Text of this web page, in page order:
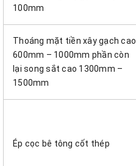
100mm
Thoáng mặt tiền xây gạch cao
600mm – 1000mm phần còn
lại song sắt cao 1300mm –
1500mm
Ép cọc bê tông cốt thép